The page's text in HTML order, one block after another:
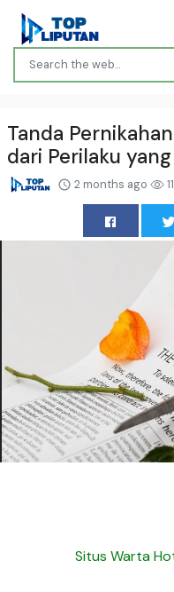
Tanda
dari Perilaku
2 months ago
Situs Warta